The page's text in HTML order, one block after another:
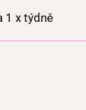
1 x týdně